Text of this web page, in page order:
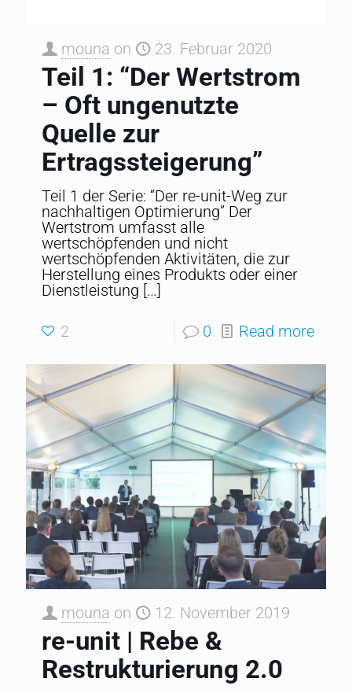
mouna on 23. Februar 2020
Teil 1: “Der Wertstrom
– Oft ungenutzte
Quelle zur
Ertragssteigerung”
Teil 1 der Serie: “Der re-unit-Weg zur
nachhaltigen Optimierung” Der
Wertstrom umfasst alle
wertschöpfenden und nicht
wertschöpfenden Aktivitäten, die zur
Herstellung eines Produkts oder einer
Dienstleistung […]
2 0 Read more
mouna on 12. November 2019
re-unit | Rebe &
Restrukturierung 2.0